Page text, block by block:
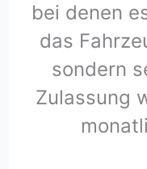
bei denen
das
sondern
Zulassung